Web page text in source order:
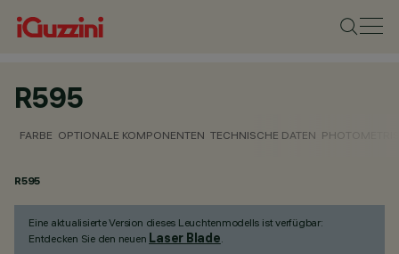
R595
FARBE OPTIONALE KOMPONENTEN TECHNISCHE DATEN
R595
Eine aktualisierte Version dieses Leuchtenmodells ist verfügbar:
Entdecken Sie den neuen Laser Blade.